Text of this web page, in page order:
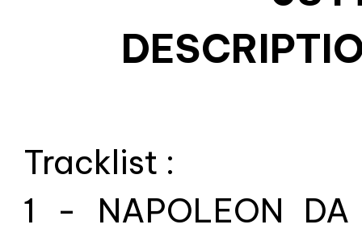
Tracklist :
1 - NAPOLEON